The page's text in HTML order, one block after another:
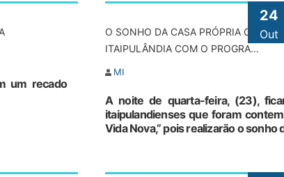
um recado
24
Out
O SONHO DA CASA PRÓPRIA
ITAIPULÂNDIA COM O PROGRA...
MI
A noite de quarta-feira, (23),
itaipulandienses que foram
Vida Nova,” pois realizarão o sonho